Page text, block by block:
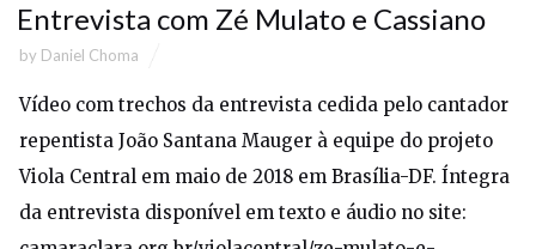
Entrevista com Zé Mulato e Cassiano
by Daniel Choma
Vídeo com trechos da entrevista cedida pelo cantador
repentista João Santana Mauger à equipe do projeto
Viola Central em maio de 2018 em Brasília-DF. Íntegra
da entrevista disponível em texto e áudio no site: